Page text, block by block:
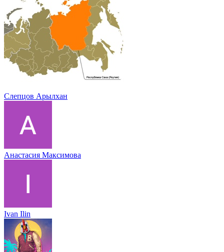
Слепцов Арылхан
Анастасия Максимова
Ivan Ilin